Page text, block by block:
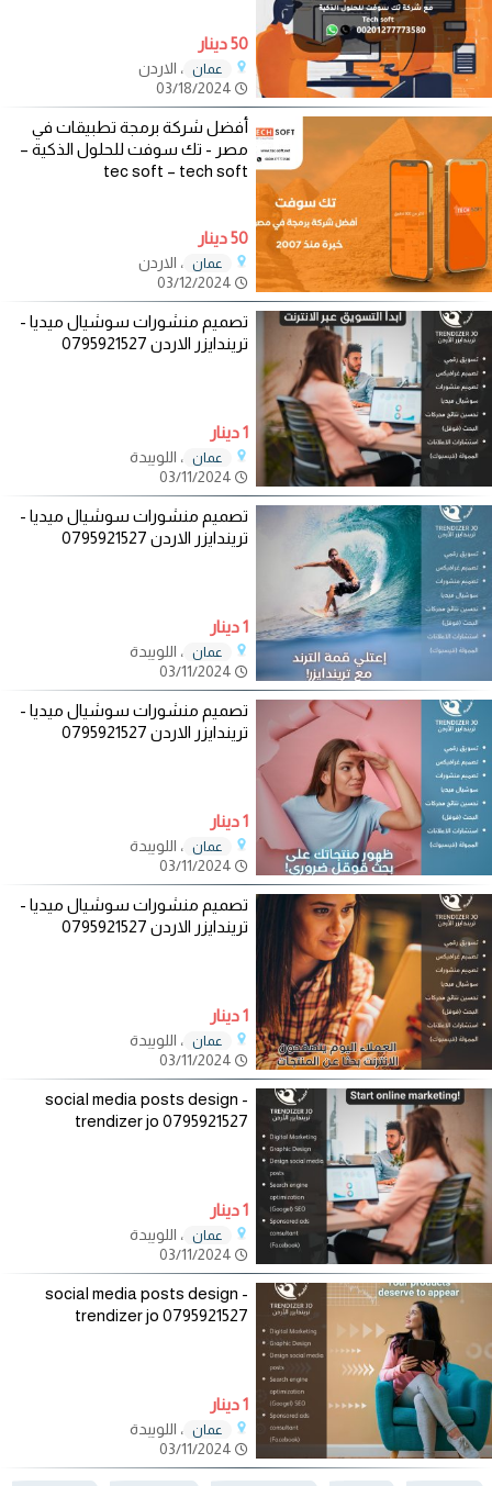
50 دينار
عمان ، الاردن
أفضل شركة برمجة تطبيقات في
مصر - تك سوفت للحلول الذكية –
tec soft – tech soft
50 دينار
عمان ، الاردن
تصميم منشورات سوشيال ميديا -
تريندايزر الاردن 0795921527
1 دينار
عمان ، اللويبدة
تصميم منشورات سوشيال ميديا -
تريندايزر الاردن 0795921527
1 دينار
عمان ، اللويبدة
تصميم منشورات سوشيال ميديا -
تريندايزر الاردن 0795921527
1 دينار
عمان ، اللويبدة
تصميم منشورات سوشيال ميديا -
تريندايزر الاردن 0795921527
1 دينار
عمان ، اللويبدة
social media posts design -
trendizer jo 0795921527
1 دينار
عمان ، اللويبدة
social media posts design -
trendizer jo 0795921527
1 دينار
عمان ، اللويبدة